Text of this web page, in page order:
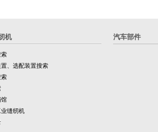
机
索
、选配装置搜索
缝纫机
汽车部件